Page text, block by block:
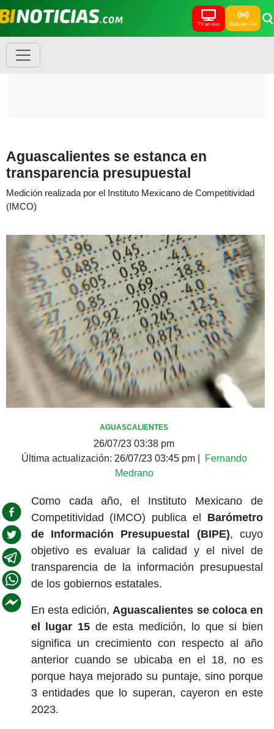
TV en vivo Radio en vivo
Aguascalientes se estanca en
transparencia presupuestal
Medición realizada por el Instituto Mexicano de Competitividad
(IMCO)
AGUASCALIENTES
26/07/23 03:38 pm
Última actualización: 26/07/23 03:45 pm|
Fernando
Medrano
Como cada año, el Instituto Mexicano de
Competitividad (IMCO) publica el Barómetro
de Información Presupuestal (BIPE), cuyo
objetivo es evaluar la calidad y el nivel de
transparencia de la información presupuestal
de los gobiernos estatales.
En esta edición, Aguascalientes se coloca en
el lugar 15 de esta medición, lo que si bien
significa un crecimiento con respecto al año
anterior cuando se ubicaba en el 18, no es
porque haya mejorado su puntaje, sino porque
3 entidades que lo superan, cayeron en este
2023.